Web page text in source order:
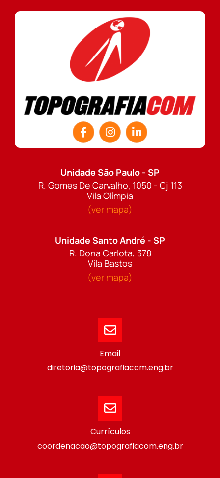
Unidade São Paulo - SP
R. Gomes De Carvalho, 1050 - Cj 113
Vila Olímpia
(ver mapa)
Unidade Santo André - SP
R. Dona Carlota, 378
Vila Bastos
(ver mapa)
Email
diretoria@topografiacom.eng.br
Currículos
coordenacao@topografiacom.eng.br